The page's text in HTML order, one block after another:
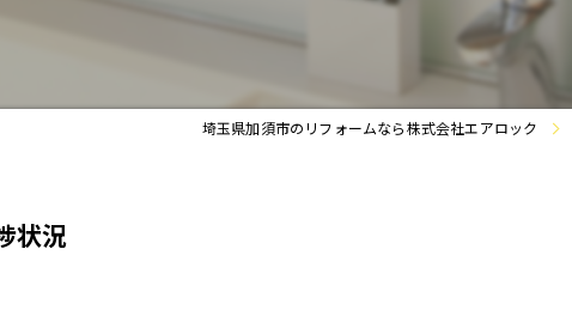
埼玉県加須市のリフォームなら株式会社エアロック
状況